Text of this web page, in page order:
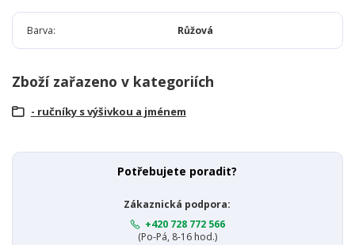
Barva Růžová
Zboží zařazeno v kategoriích
- ručníky s výšivkou a jménem
Potřebujete poradit?
Zákaznická podpora:
+420 728 772 566
(Po-Pá, 8-16 hod.)